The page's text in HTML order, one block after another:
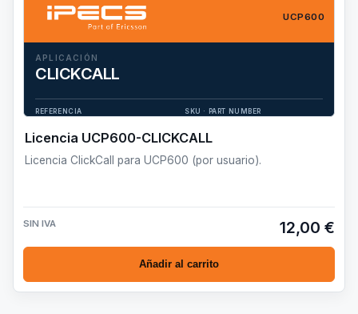
UCP600
APLICACIÓN
CLICKCALL
REFERENCIA SKU · PART NUMBER
Licencia UCP600-CLICKCALL
Licencia ClickCall para UCP600 (por usuario).
SIN IVA 12,00 €
Añadir al carrito